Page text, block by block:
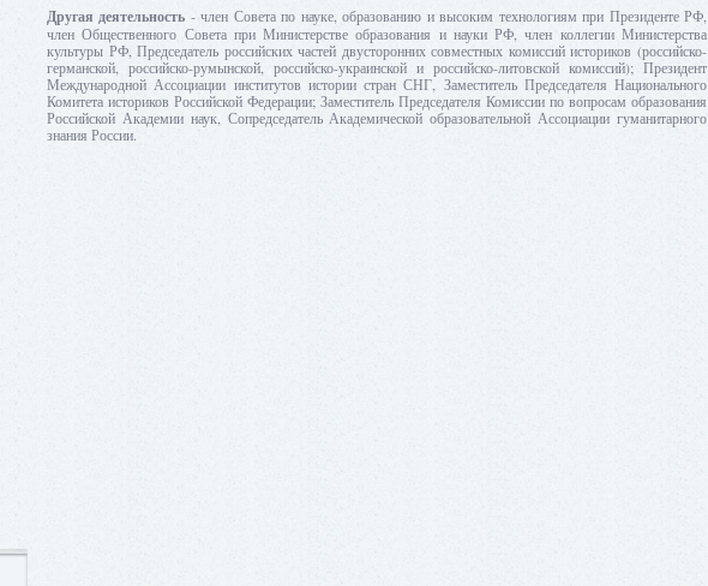
Другая деятельность - член Совета по науке, образованию и высоким технологиям при Президенте РФ,
член Общественного Совета при Министерстве образования и науки РФ, член коллегии Министерства
культуры РФ, Председатель российских частей двусторонних совместных комиссий историков (российско-
германской, российско-румынской, российско-украинской и российско-литовской комиссий); Президент
Международной Ассоциации институтов истории стран СНГ, Заместитель Председателя Национального
Комитета историков Российской Федерации; Заместитель Председателя Комиссии по вопросам образования
Российской Академии наук, Сопредседатель Академической образовательной Ассоциации гуманитарного
знания России.